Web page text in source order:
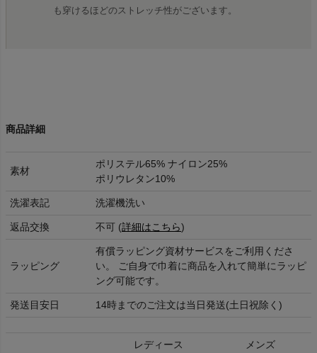
も穿けるほどのストレッチ性がございます。
商品詳細
素材
ポリステル65% ナイロン25%
ポリウレタン10%
洗濯表記 洗濯機洗い
返品交換 不可 (詳細はこちら)
ラッピング
有償ラッピング資材サービスをご利用くださ
い。 ご自身で巾着に商品を入れて簡単にラッピ
ング可能です。
発送目安日 14時までのご注文は当日発送(土日祝除く)
レディース メンズ